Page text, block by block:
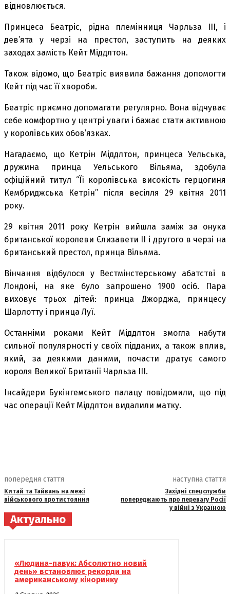
відновлюється.
Принцеса Беатріс, рідна племінниця Чарльза III, і
дев’ята у черзі на престол, заступить на деяких
заходах замість Кейт Міддлтон.
Також відомо, що Беатріс виявила бажання допомогти
Кейт під час її хвороби.
Беатріс приємно допомагати регулярно. Вона відчуває
себе комфортно у центрі уваги і бажає стати активною
у королівських обов’язках.
Нагадаємо, що Кетрін Міддлтон, принцеса Уельська,
дружина принца Уельського Вільяма, здобула
офіційний титул “Її королівська високість герцогиня
Кембриджська Кетрін” після весілля 29 квітня 2011
року.
29 квітня 2011 року Кетрін вийшла заміж за онука
британської королеви Єлизавети II і другого в черзі на
британський престол, принца Вільяма.
Вінчання відбулося у Вестмінстерському абатстві в
Лондоні, на яке було запрошено 1900 осіб. Пара
виховує трьох дітей: принца Джорджа, принцесу
Шарлотту і принца Луї.
Останніми роками Кейт Міддлтон змогла набути
сильної популярності у своїх підданих, а також вплив,
який, за деякими даними, почасти дратує самого
короля Великої Британії Чарльза III.
Інсайдери Букінгемського палацу повідомили, що під
час операції Кейт Міддлтон видалили матку.
попередня стаття
Китай та Тайвань на межі
військового протистояння
наступна стаття
Західні спецслужби
попереджають про перевагу Росії
у війні з Україною
Актуально
«Людина-павук: Абсолютно новий
день» встановлює рекорди на
американському кіноринку